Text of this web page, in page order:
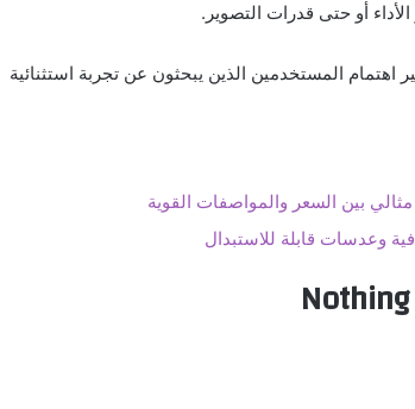
أو حتى قدرات التصوير.
من أبرز الإصدارات المنتظرة في 2025، ويثير اهتمام المستخدمين الذين يبحثون عن تجربة استثنائية